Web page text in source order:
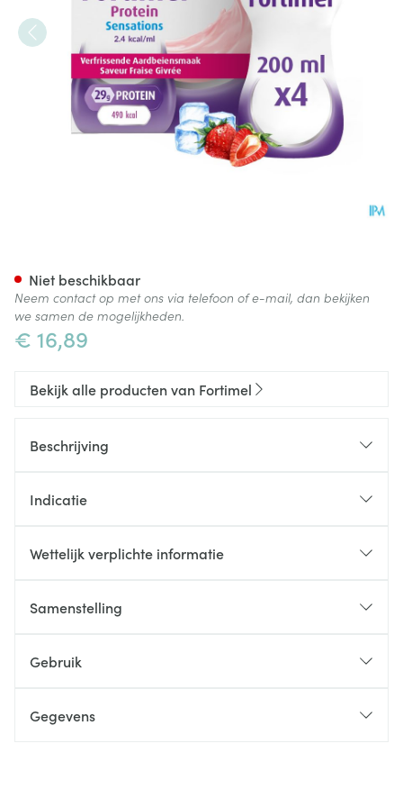
€ 16,89
Niet beschikbaar
Neem contact op met ons via telefoon of e-mail, dan bekijken
we samen de mogelijkheden.
Bekijk alle producten van Fortimel
Beschrijving
Indicatie
Wettelijk verplichte informatie
Samenstelling
Gebruik
Gegevens